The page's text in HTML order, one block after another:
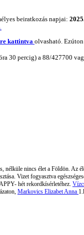
beiratkozás napjai:
kattintva olvasható.
30 percig) a 88/427700
nélküle nincs élet a Földön. Az
Vizet fogyasztva
hét rekordkísérletéhez.
Markovics Elizabet Anna